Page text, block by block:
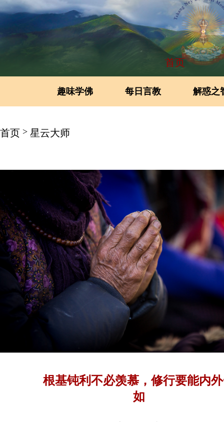
首页
趣味学佛 每日言教 解惑之
首页 > 星云大师
根基钝利不必羡慕，修行要能内
如